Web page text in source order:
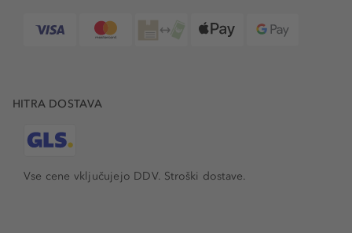
HITRA DOSTAVA
Vse cene vključujejo DDV. Stroški dostave.